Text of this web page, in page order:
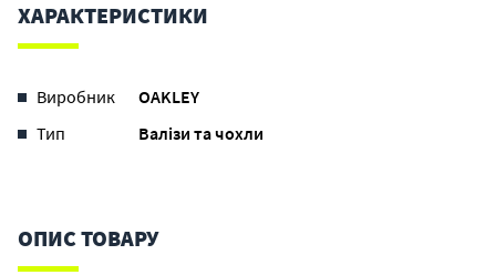
ХАРАКТЕРИСТИКИ
Виробник
OAKLEY
Тип
Валізи та чохли
ОПИС ТОВАРУ